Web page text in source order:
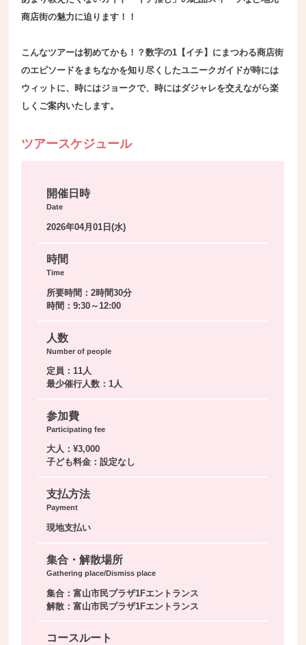
商店街の魅力に迫ります！！
こんなツアーは初めてかも！？数字の1【イチ】にまつわる商店街
のエピソードをまちなかを知り尽くしたユニークガイドが時には
ウィットに、時にはジョークで、時にはダジャレを交えながら楽
しくご案内いたします。
ツアースケジュール
開催日時
Date
2026年04月01日(水)
時間
Time
所要時間：2時間30分
時間：9:30～12:00
人数
Number of people
定員：11人
最少催行人数：1人
参加費
Participating fee
大人：¥3,000
子ども料金：設定なし
支払方法
Payment
現地支払い
集合・解散場所
Gathering place/Dismiss place
集合：富山市民プラザ1Fエントランス
解散：富山市民プラザ1Fエントランス
コースルート